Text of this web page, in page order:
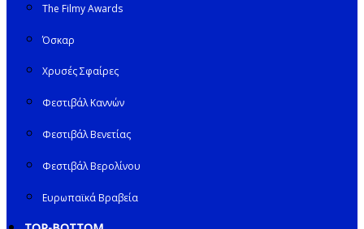
The Filmy Awards
Όσκαρ
Χρυσές Σφαίρες
Φεστιβάλ Καννών
Φεστιβάλ Βενετίας
Φεστιβάλ Βερολίνου
Ευρωπαϊκά Βραβεία